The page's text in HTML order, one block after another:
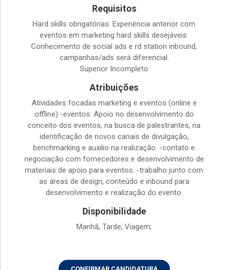
Requisitos
Hard skills obrigatórias: Experiência anterior com
eventos em marketing hard skills desejáveis:
Conhecimento de social ads e rd station inbound,
campanhas/ads será diferencial.
Superior Incompleto
Atribuições
Atividades focadas marketing e eventos (online e
offline) -eventos: Apoio no desenvolvimento do
conceito dos eventos, na busca de palestrantes, na
identificação de novos canais de divulgação,
benchmarking e auxilio na realização. -contato e
negociação com fornecedores e desenvolvimento de
materiais de apoio para eventos. -trabalho junto com
as áreas de design, conteúdo e inbound para
desenvolvimento e realização do evento.
Disponibilidade
Manhã, Tarde, Viagem;